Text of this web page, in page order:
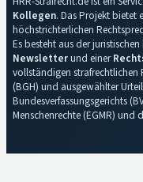
Kollegen. Das Projekt bietet
höchstrichterlichen
Es besteht aus der
Newsletterund einer
vollständigen strafrechtlichen
(BGH) und ausgewählter
Bundesverfassungsgerichts
Menschenrechte (EGMR) und